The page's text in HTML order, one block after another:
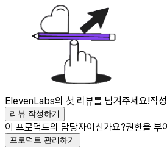
ElevenLabs의 첫 리뷰를 남겨주세요!작
리뷰 작성하기
이 프로덕트의 담당자이신가요?권한을 부
프로덕트 관리하기